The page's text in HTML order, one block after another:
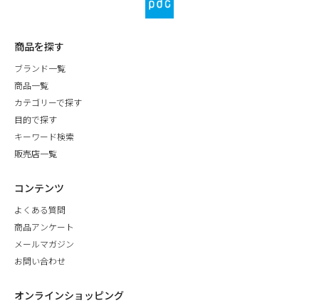
商品を探す
ブランド一覧
商品一覧
カテゴリーで探す
目的で探す
キーワード検索
販売店一覧
コンテンツ
よくある質問
商品アンケート
メールマガジン
お問い合わせ
オンラインショッピング